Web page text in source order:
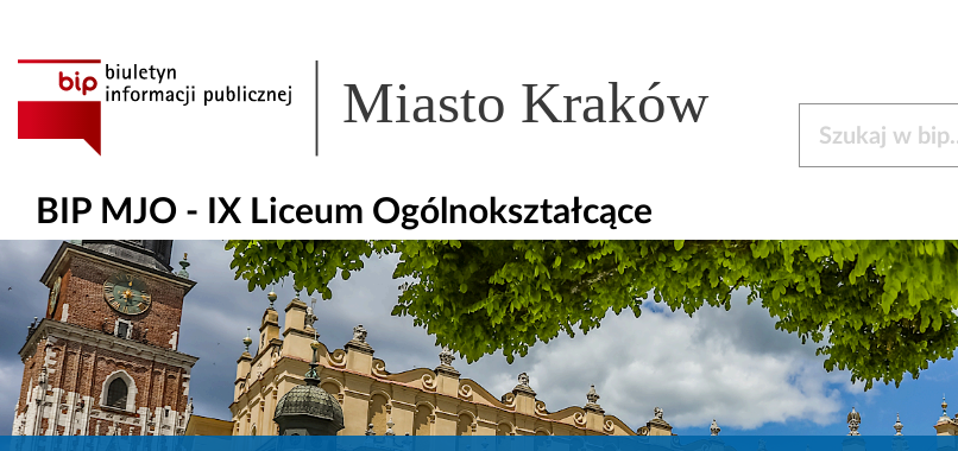
Miasto Kraków
BIP MJO - IX Liceum Ogólnokształcące